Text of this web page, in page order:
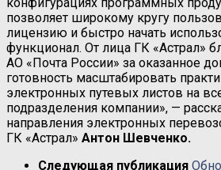
позволяет широкому кругу
лицензию и быстро начать
функционал. От лица ГК «Астрал»
АО «Почта России» за оказанное
готовность масштабировать
электронных путевых листов на
подразделения компании», —
направления электронных
ГК «Астрал» Антон Шевченко.
Следующая публикация